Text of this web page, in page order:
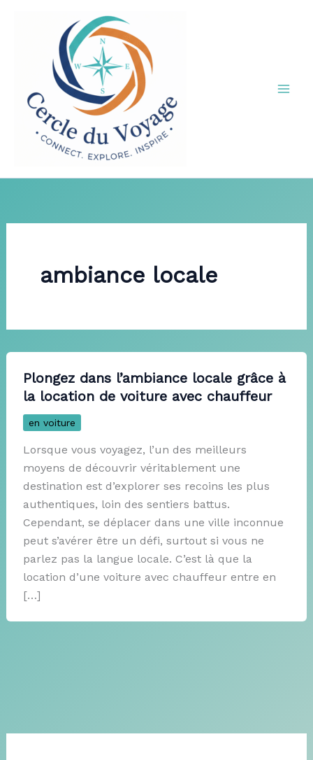
ambiance locale
Plongez dans l’ambiance locale grâce à
la location de voiture avec chauffeur
en voiture
Lorsque vous voyagez, l’un des meilleurs
moyens de découvrir véritablement une
destination est d’explorer ses recoins les plus
authentiques, loin des sentiers battus.
Cependant, se déplacer dans une ville inconnue
peut s’avérer être un défi, surtout si vous ne
parlez pas la langue locale. C’est là que la
location d’une voiture avec chauffeur entre en
[…]